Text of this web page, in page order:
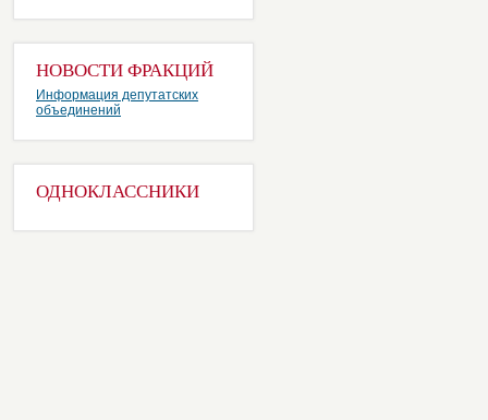
НОВОСТИ ФРАКЦИЙ
Информация депутатских
объединений
ОДНОКЛАССНИКИ